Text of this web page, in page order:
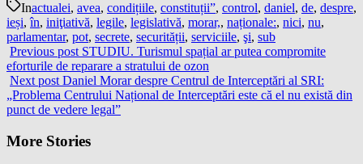
Inactualei, avea, condițiile, constituții”, control, daniel, de, despre,
ieși,în, iniţiativă, legile, legislativă, morar,, naționale:, nici, nu,
parlamentar, pot, secrete, securității, serviciile, şi, sub
Previous post STUDIU. Turismul spațial ar putea compromite
eforturile de reparare a stratului de ozon
Next post Daniel Morar despre Centrul de Interceptări al SRI:
„Problema Centrului Național de Interceptări este că el nu există din
punct de vedere legal”
More Stories